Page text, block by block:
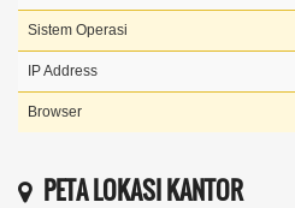
Sistem Operasi
IP Address
Browser
PETA LOKASI KANTOR